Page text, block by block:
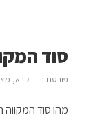
סוד
פורסם ב - ויקרא,
מהו סוד המקווה